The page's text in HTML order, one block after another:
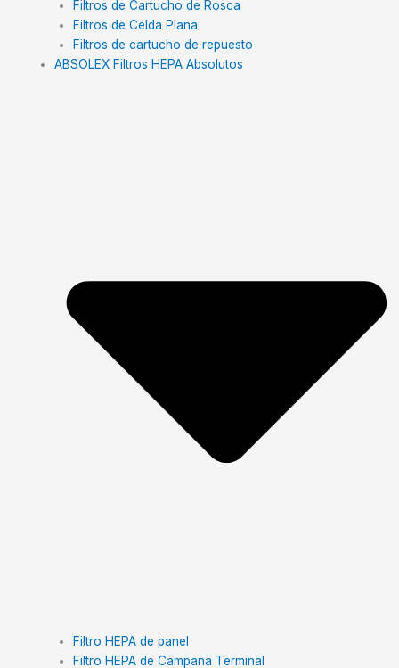
Filtros de Cartucho de Rosca
Filtros de Celda Plana
Filtros de cartucho de repuesto
ABSOLEX Filtros HEPA Absolutos
Filtro HEPA de panel
Filtro HEPA de Campana Terminal